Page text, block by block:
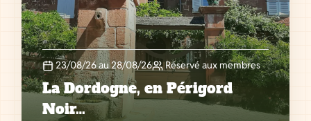
23/08/26 au 28/08/26 Réservé aux membres
La Dordogne, en Périgord
Noir…